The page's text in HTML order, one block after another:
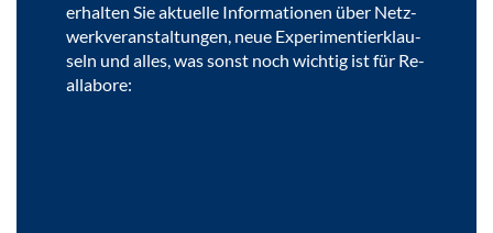
er­hal­ten Sie ak­tu­el­le In­for­ma­tio­nen über Netz­
werk­ver­an­stal­tun­gen, neue Ex­pe­ri­men­tier­klau­
seln und alles, was sonst noch wich­tig ist für Re­
al­la­bo­re: